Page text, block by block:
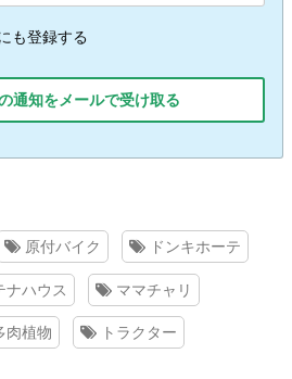
も登録する
通知をメールで受け取る
原付バイク ドンキホーテ
ナハウス ママチャリ
肉植物 トラクター